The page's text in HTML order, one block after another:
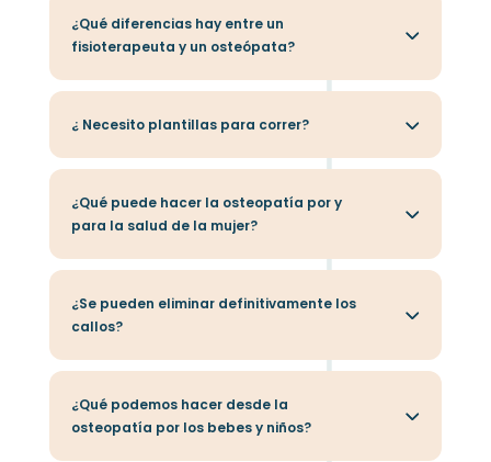
¿Qué diferencias hay entre un
fisioterapeuta y un osteópata?
¿ Necesito plantillas para correr?
¿Qué puede hacer la osteopatía por y
para la salud de la mujer?
¿Se pueden eliminar definitivamente los
callos?
¿Qué podemos hacer desde la
osteopatía por los bebes y niños?